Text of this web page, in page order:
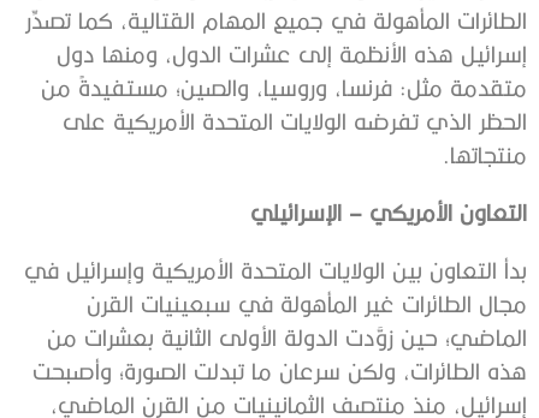
الطائرات المأهولة في جميع المهام القتالية، كما تصدِّر
إسرائيل هذه الأنظمة إلى عشرات الدول، ومنها دول
متقدمة مثل: فرنسا، وروسيا، والصين؛ مستفيدةً من
الحظر الذي تفرضه الولايات المتحدة الأمريكية على
منتجاتها.
التعاون الأمريكي – الإسرائيلي
بدأ التعاون بين الولايات المتحدة الأمريكية وإسرائيل في
مجال الطائرات غير المأهولة في سبعينيات القرن
الماضي؛ حين زوَّدت الدولة الأولى الثانية بعشرات من
هذه الطائرات، ولكن سرعان ما تبدلت الصورة؛ وأصبحت
إسرائيل، منذ منتصف الثمانينيات من القرن الماضي،